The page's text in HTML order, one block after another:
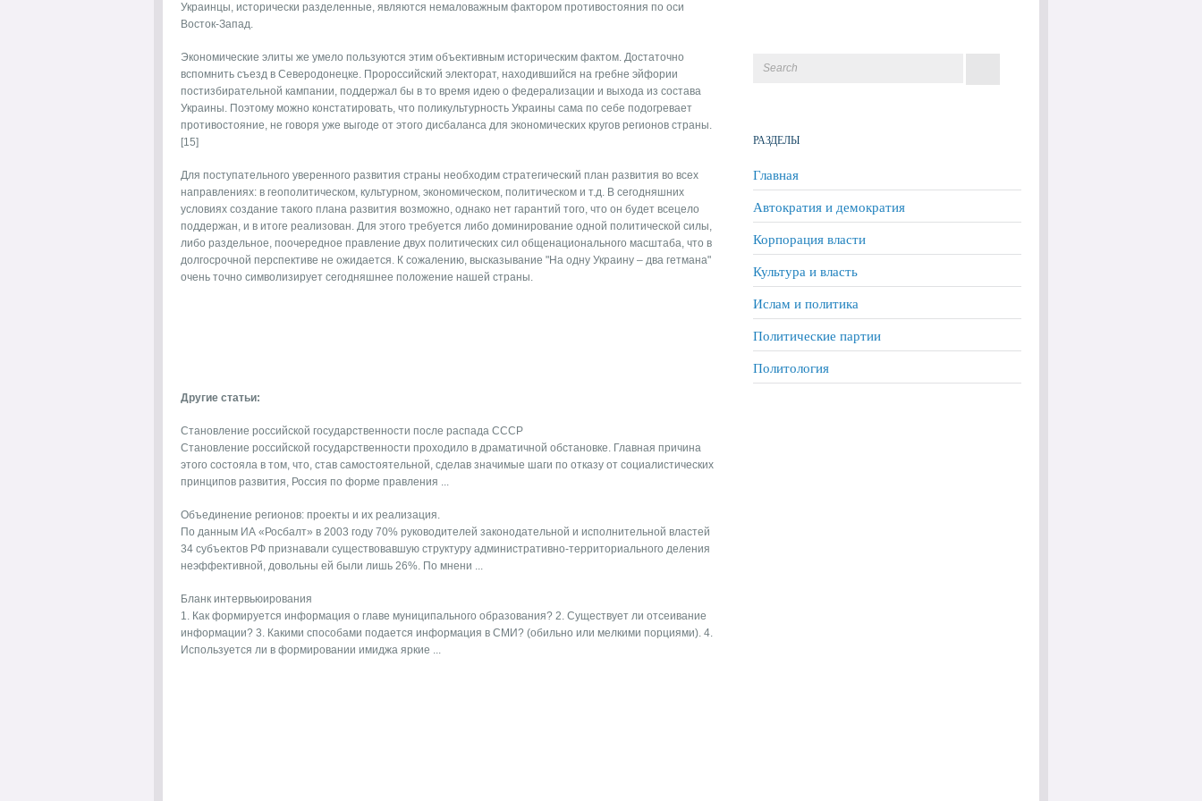
Украинцы, исторически разделенные, являются немаловажным фактором противостояния по оси
Восток-Запад.
Экономические элиты же умело пользуются этим объективным историческим фактом. Достаточно
вспомнить съезд в Северодонецке. Пророссийский электорат, находившийся на гребне эйфории
постизбирательной кампании, поддержал бы в то время идею о федерализации и выхода из состава
Украины. Поэтому можно констатировать, что поликультурность Украины сама по себе подогревает
противостояние, не говоря уже выгоде от этого дисбаланса для экономических кругов регионов страны.
[15]
Для поступательного уверенного развития страны необходим стратегический план развития во всех
направлениях: в геополитическом, культурном, экономическом, политическом и т.д. В сегодняшних
условиях создание такого плана развития возможно, однако нет гарантий того, что он будет всецело
поддержан, и в итоге реализован. Для этого требуется либо доминирование одной политической силы,
либо раздельное, поочередное правление двух политических сил общенационального масштаба, что в
долгосрочной перспективе не ожидается. К сожалению, высказывание "На одну Украину – два гетмана"
очень точно символизирует сегодняшнее положение нашей страны.
Другие статьи:
Становление российской государственности после распада СССР
Становление российской государственности проходило в драматичной обстановке. Главная причина
этого состояла в том, что, став самостоятельной, сделав значимые шаги по отказу от социалистических
принципов развития, Россия по форме правления ...
Объединение регионов: проекты и их реализация.
По данным ИА «Росбалт» в 2003 году 70% руководителей законодательной и исполнительной властей
34 субъектов РФ признавали существовавшую структуру административно-территориального деления
неэффективной, довольны ей были лишь 26%. По мнени ...
Бланк интервьюирования
1. Как формируется информация о главе муниципального образования? 2. Существует ли отсеивание
информации? 3. Какими способами подается информация в СМИ? (обильно или мелкими порциями). 4.
Используется ли в формировании имиджа яркие ...
РАЗДЕЛЫ
Главная
Автократия и демократия
Корпорация власти
Культура и власть
Ислам и политика
Политические партии
Политология